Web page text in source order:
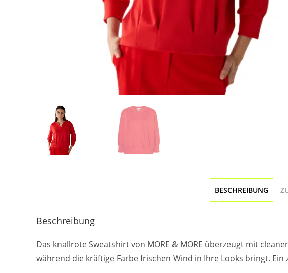
BESCHREIBUNG
Beschreibung
Das knallrote Sweatshirt von MORE & MORE überzeugt mit
während die kräftige Farbe frischen Wind in Ihre Looks bringt.